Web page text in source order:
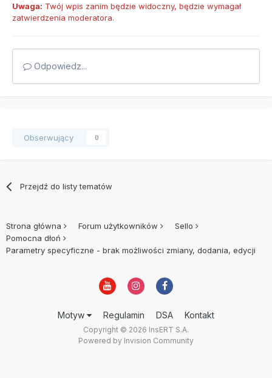
Uwaga: Twój wpis zanim będzie widoczny, będzie wymagał
zatwierdzenia moderatora.
Odpowiedz...
Obserwujący 0
Przejdź do listy tematów
Strona główna Forum użytkowników
Sello
Pomocna dłoń
Parametry specyficzne - brak możliwości zmiany, dodania, edycji
Motyw Regulamin DSA Kontakt
Copyright © 2026 InsERT S.A.
Powered by Invision Community